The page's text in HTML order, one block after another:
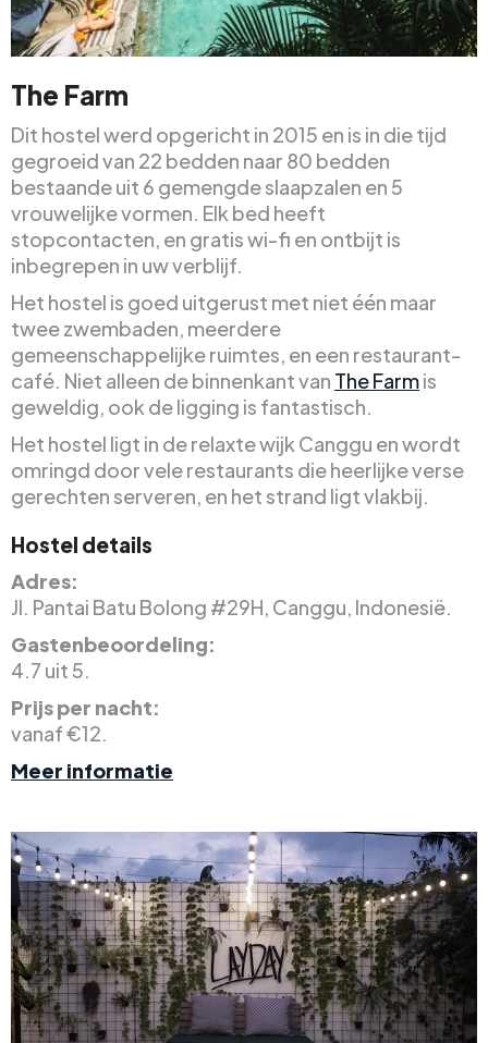
The Farm
Dit hostel werd opgericht in 2015 en is in die tijd
gegroeid van 22 bedden naar 80 bedden
bestaande uit 6 gemengde slaapzalen en 5
vrouwelijke vormen. Elk bed heeft
stopcontacten, en gratis wi-fi en ontbijt is
inbegrepen in uw verblijf.
Het hostel is goed uitgerust met niet één maar
twee zwembaden, meerdere
gemeenschappelijke ruimtes, en een restaurant-
café. Niet alleen de binnenkant van The Farmis
geweldig, ook de ligging is fantastisch.
Het hostel ligt in de relaxte wijk Canggu en wordt
omringd door vele restaurants die heerlijke verse
gerechten serveren, en het strand ligt vlakbij.
Hostel details
Adres:
Jl. Pantai Batu Bolong #29H, Canggu, Indonesië.
Gastenbeoordeling:
4.7 uit 5.
Prijs per nacht:
vanaf €12.
Meer informatie